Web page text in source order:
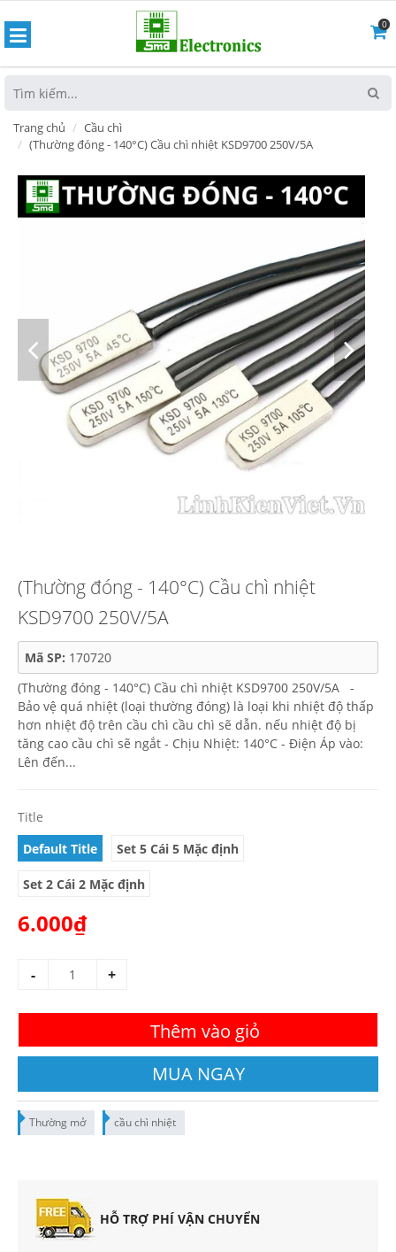
0
Trang chủ
Cầu chì
(Thường đóng - 140°C) Cầu chì nhiệt KSD9700 250V/5A
(Thường đóng - 140°C) Cầu chì nhiệt
KSD9700 250V/5A
Mã SP: 170720
(Thường đóng - 140°C) Cầu chì nhiệt KSD9700 250V/5A -
Bảo vệ quá nhiệt (loại thường đóng) là loại khi nhiệt độ thấp
hơn nhiệt độ trên cầu chì cầu chì sẽ dẫn. nếu nhiệt độ bị
tăng cao cầu chì sẽ ngắt - Chịu Nhiệt: 140°C - Điện Áp vào:
Lên đến...
Title
Default Title
Set 5 Cái 5 Mặc định
Set 2 Cái 2 Mặc định
6.000₫
- +
Thêm vào giỏ
MUA NGAY
Thường mở cầu chì nhiệt
HỖ TRỢ PHÍ VẬN CHUYỂN